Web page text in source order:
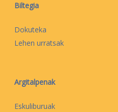
Biltegia
Dokuteka
Lehen urratsak
Argitalpenak
Eskuliburuak